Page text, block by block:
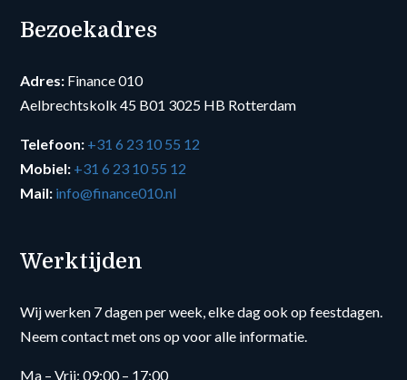
Bezoekadres
Adres: Finance 010
Aelbrechtskolk 45 B01 3025 HB Rotterdam
Telefoon: +31 6 23 10 55 12
Mobiel: +31 6 23 10 55 12
Mail: info@finance010.nl
Werktijden
Wij werken 7 dagen per week, elke dag ook op feestdagen.
Neem contact met ons op voor alle informatie.
Ma – Vrij: 09:00 – 17:00